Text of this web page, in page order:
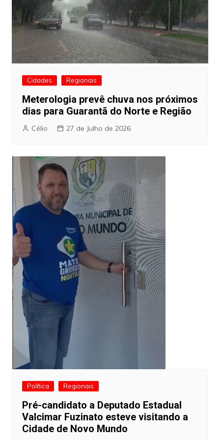
Cidades Regionais
Meterologia prevê chuva nos próximos
dias para Guarantã do Norte e Região
Célio 27 de Julho de 2026
Política Regionais
Pré-candidato a Deputado Estadual
Valcimar Fuzinato esteve visitando a
Cidade de Novo Mundo